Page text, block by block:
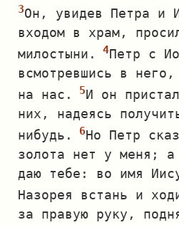
Он, увидев Петра и
входом в храм,
милостыни.
Петр с
всмотревшись в
на нас.
И он
них, надеясь
нибудь.
Но Петр
золота нет у меня;
даю тебе: во имя
Назорея встань и
за правую руку,